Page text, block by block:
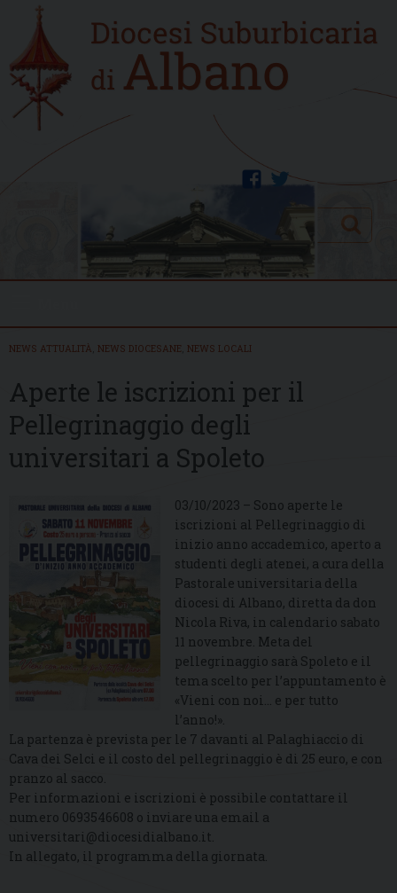
content
Home
new
twitter
facebook
Search
NEWS ATTUALITÀ NEWS DIOCESANE NEWS LOCALI
Aperte le iscrizioni per il
Pellegrinaggio degli
universitari a Spoleto
03/10/2023 – Sono aperte le
iscrizioni al Pellegrinaggio di
inizio anno accademico, aperto a
studenti degli atenei, a cura della
Pastorale universitaria della
diocesi di Albano, diretta da don
Nicola Riva, in calendario sabato
11 novembre. Meta del
pellegrinaggio sarà Spoleto e il
tema scelto per l’appuntamento è
«Vieni con noi… e per tutto
l’anno!».
La partenza è prevista per le 7 davanti al Palaghiaccio di
Cava dei Selci e il costo del pellegrinaggio è di 25 euro, e con
pranzo al sacco.
Per informazioni e iscrizioni è possibile contattare il
numero 0693546608 o inviare una email a
universitari@diocesidialbano.it.
In allegato, il programma della giornata.